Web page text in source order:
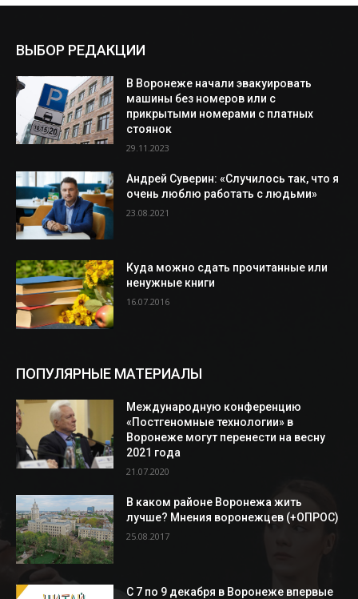
ВЫБОР РЕДАКЦИИ
В Воронеже начали эвакуировать
машины без номеров или с
прикрытыми номерами с платных
стоянок
29.11.2023
Андрей Суверин: «Случилось так, что я
очень люблю работать с людьми»
23.08.2021
Куда можно сдать прочитанные или
ненужные книги
16.07.2016
ПОПУЛЯРНЫЕ МАТЕРИАЛЫ
Международную конференцию
«Постгеномные технологии» в
Воронеже могут перенести на весну
2021 года
21.07.2020
В каком районе Воронежа жить
лучше? Мнения воронежцев (+ОПРОС)
25.08.2017
С 7 по 9 декабря в Воронеже впервые